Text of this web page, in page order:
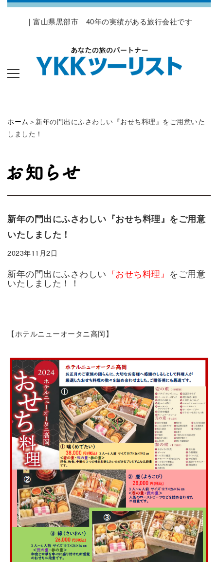
｜富山県黒部市｜40年の実績がある旅行会社です
ホーム ＞新年の門出にふさわしい『おせち料理』をご用意いた
しました！
新年の門出にふさわしい『おせち料理』をご用意
いたしました！
2023年11月2日
新年の門出にふさわしい 『おせち料理』 をご用意
いたしました！！
【ホテルニューオータニ高岡】